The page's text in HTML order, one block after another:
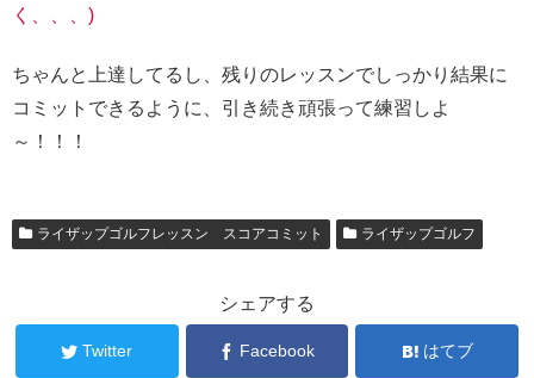
く、、、)
ちゃんと上達してるし、残りのレッスンでしっかり結果に
コミットできるように、引き続き頑張って練習しよ
～！！！
ライザップゴルフレッスン スコアコミット ライザップゴルフ
シェアする
Twitter Facebook はてブ